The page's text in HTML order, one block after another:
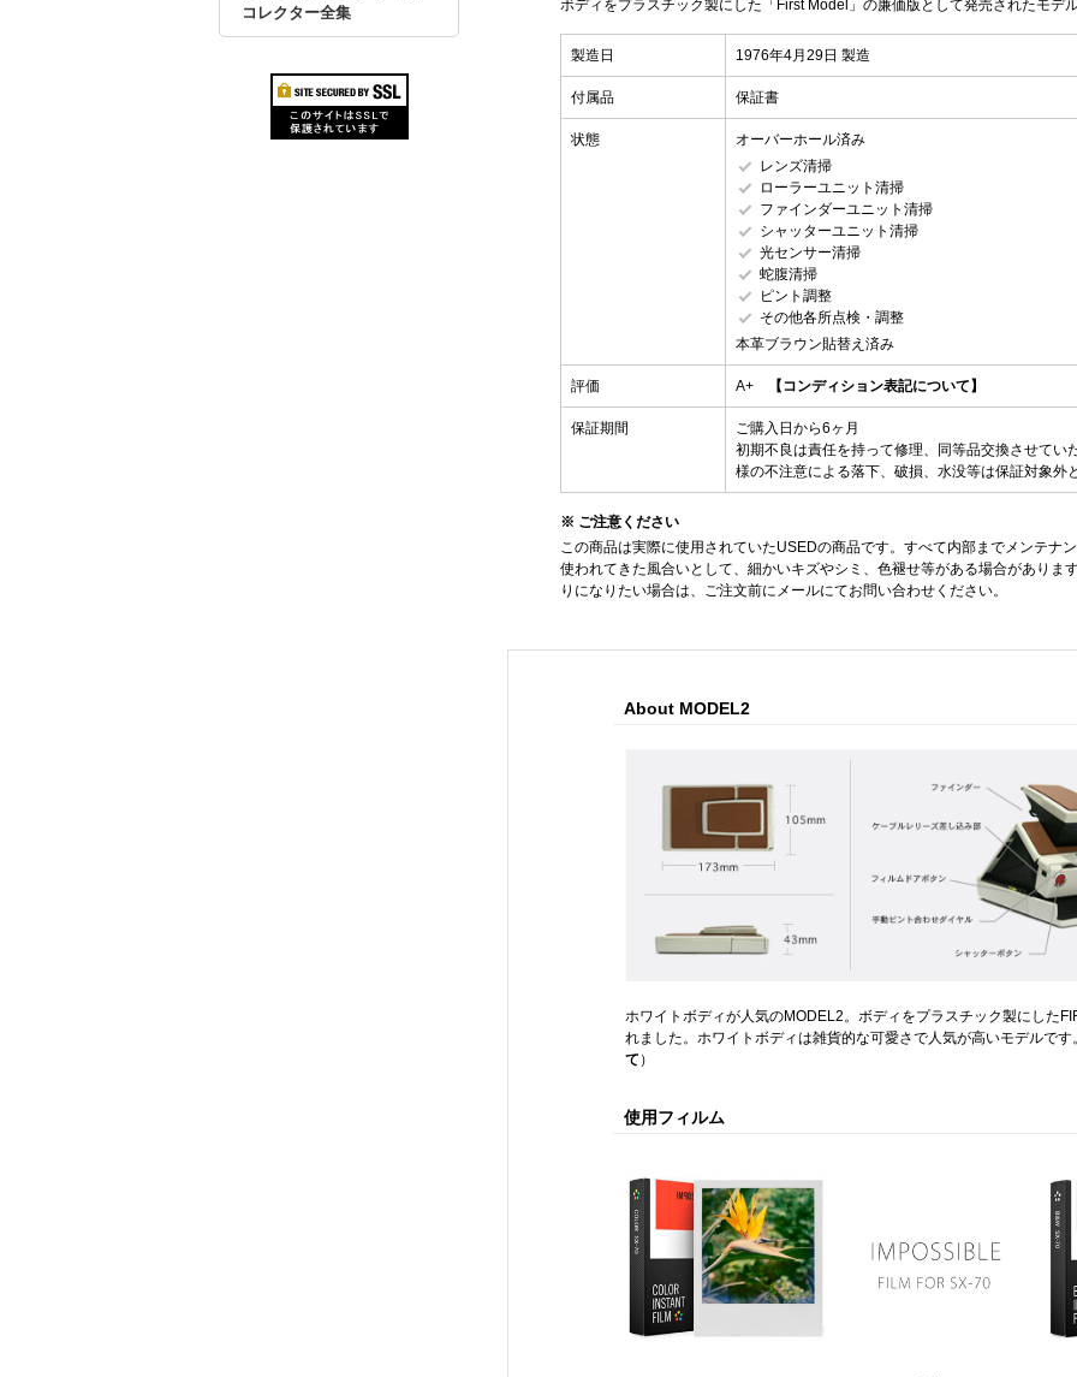
コレクター全集
ボディをプラスチック製にした「First Model」の廉価版として発売されたモデ
製造日 1976年4月29日 製造
付属品 保証書
状態
オーバーホール済み
レンズ清掃
ローラーユニット清掃
ファインダーユニット清掃
シャッターユニット清掃
光センサー清掃
蛇腹清掃
ピント調整
その他各所点検・調整
本革ブラウン貼替え済み
評価 A+ 【コンディション表記について】
保証期間
ご購入日から6ヶ月
初期不良は責任を持って修理、同等品交換させてい
様の不注意による落下、破損、水没等は保証対象外
※ ご注意ください
この商品は実際に使用されていたUSEDの商品です。すべて内部までメンテナ
使われてきた風合いとして、細かいキズやシミ、色褪せ等がある場合がありま
りになりたい場合は、ご注文前にメールにてお問い合わせください。
About MODEL2
ホワイトボディが人気のMODEL2。ボディをプラスチック製にした
れました。ホワイトボディは雑貨的な可愛さで人気が高いモデルです
て ）
使用フィルム